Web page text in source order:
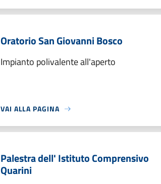
Oratorio San Giovanni Bosco
Impianto polivalente all'aperto
VAI ALLA PAGINA
Palestra dell' Istituto Comprensivo
Quarini